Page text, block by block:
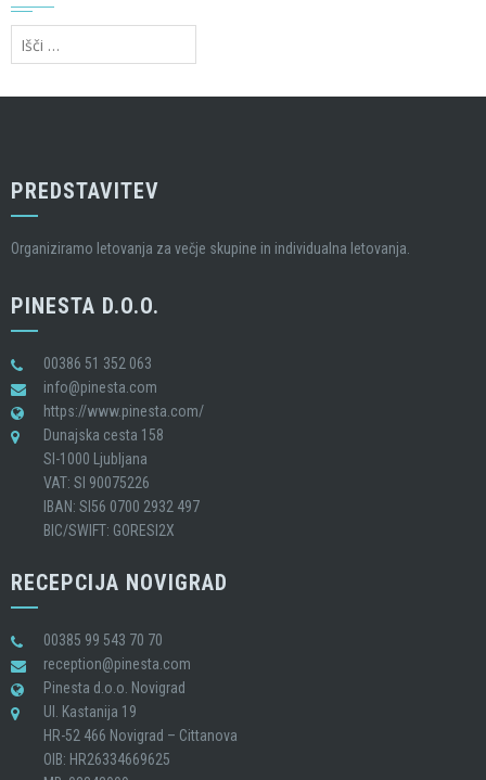
Išči:
PREDSTAVITEV
Organiziramo letovanja za večje skupine in individualna letovanja.
PINESTA D.O.O.
00386 51 352 063
info@pinesta.com
https://www.pinesta.com/
Dunajska cesta 158
SI-1000 Ljubljana
VAT: SI 90075226
IBAN: SI56 0700 2932 497
BIC/SWIFT: GORESI2X
RECEPCIJA NOVIGRAD
00385 99 543 70 70
reception@pinesta.com
Pinesta d.o.o. Novigrad
Ul. Kastanija 19
HR-52 466 Novigrad – Cittanova
OIB: HR26334669625